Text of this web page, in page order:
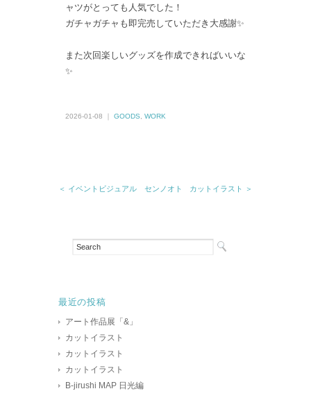
ャツがとっても人気でした！
ガチャガチャも即完売していただき大感謝✨
また次回楽しいグッズを作成できればいいな
✨
2026-01-08 ｜ GOODS WORK
＜ イベントビジュアル センノオト カットイラスト ＞
最近の投稿
アート作品展「&」
カットイラスト
カットイラスト
カットイラスト
B-jirushi MAP 日光編